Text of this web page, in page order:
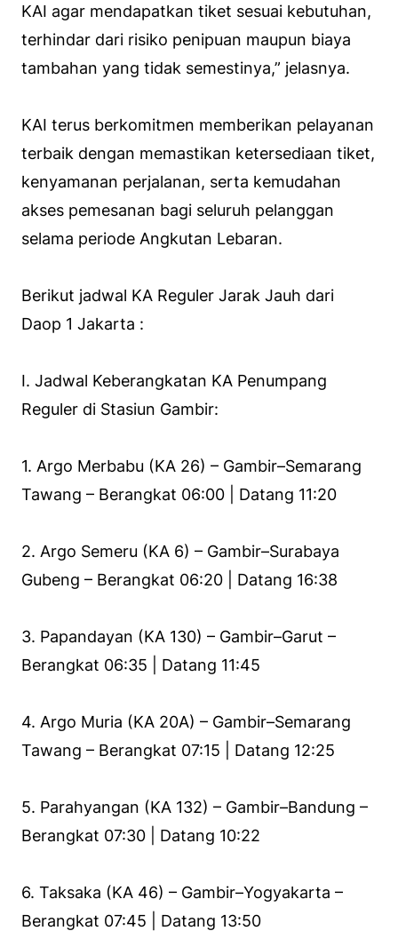
KAI agar mendapatkan tiket sesuai kebutuhan,
terhindar dari risiko penipuan maupun biaya
tambahan yang tidak semestinya,” jelasnya.
KAI terus berkomitmen memberikan pelayanan
terbaik dengan memastikan ketersediaan tiket,
kenyamanan perjalanan, serta kemudahan
akses pemesanan bagi seluruh pelanggan
selama periode Angkutan Lebaran.
Berikut jadwal KA Reguler Jarak Jauh dari
Daop 1 Jakarta :
I. Jadwal Keberangkatan KA Penumpang
Reguler di Stasiun Gambir:
1. Argo Merbabu (KA 26) – Gambir–Semarang
Tawang – Berangkat 06:00 | Datang 11:20
2. Argo Semeru (KA 6) – Gambir–Surabaya
Gubeng – Berangkat 06:20 | Datang 16:38
3. Papandayan (KA 130) – Gambir–Garut –
Berangkat 06:35 | Datang 11:45
4. Argo Muria (KA 20A) – Gambir–Semarang
Tawang – Berangkat 07:15 | Datang 12:25
5. Parahyangan (KA 132) – Gambir–Bandung –
Berangkat 07:30 | Datang 10:22
6. Taksaka (KA 46) – Gambir–Yogyakarta –
Berangkat 07:45 | Datang 13:50